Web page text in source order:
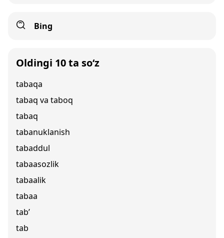
Bing
Oldingi 10 ta so‘z
tabaqa
tabaq va taboq
tabaq
tabanuklanish
tabaddul
tabaasozlik
tabaalik
tabaa
tab’
tab